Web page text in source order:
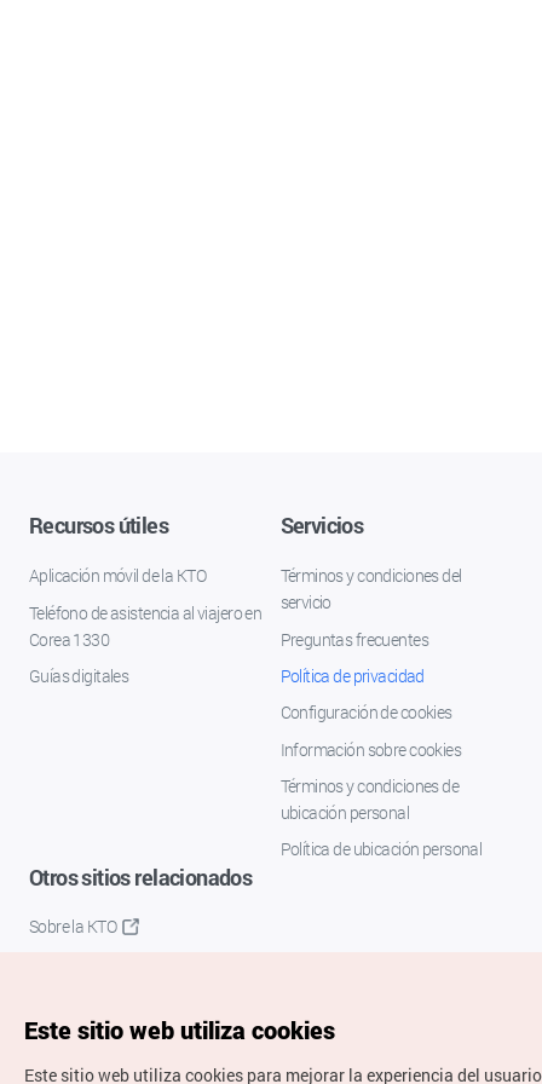
Recursos útiles
Aplicación móvil de la KTO
Teléfono de asistencia al viajero en
Corea 1330
Guías digitales
Servicios
Términos y condiciones del
servicio
Preguntas frecuentes
Política de privacidad
Configuración de cookies
Información sobre cookies
Términos y condiciones de
ubicación personal
Política de ubicación personal
Otros sitios relacionados
Sobre la KTO
Este sitio web utiliza cookies
Este sitio web utiliza cookies para mejorar la experiencia del